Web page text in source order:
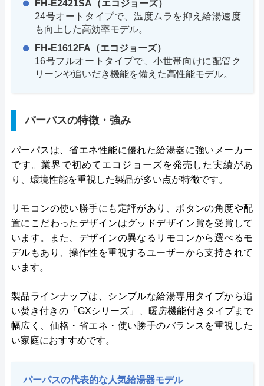
FH-E2421SA（エコジョーズ）
24号オートタイプで、温度ムラを抑え給湯速度
も向上した高効率モデル。
FH-E1612FA（エコジョーズ）
16号フルオートタイプで、小世帯向けに配管ク
リーンや追いだき機能を備えた高性能モデル。
パーパスの特徴・強み
パーパスは、省エネ性能に優れた給湯器に強いメーカー
です。業界で初めてエコジョーズを発売した実績があ
り、環境性能を重視した製品が多い点が特徴です。
リモコンの使い勝手にも定評があり、ボタンの角度や配
置にこだわったデザインはグッドデザイン賞を受賞して
います。また、デザインの異なるリモコンから選べるモ
デルもあり、操作性を重視するユーザーから支持されて
います。
製品ラインナップは、シンプルな給湯専用タイプから追
い焚き付きの「GXシリーズ」、暖房機能付きタイプまで
幅広く、価格・省エネ・使い勝手のバランスを重視した
い家庭におすすめです。
パーパスの代表的な人気給湯器モデル